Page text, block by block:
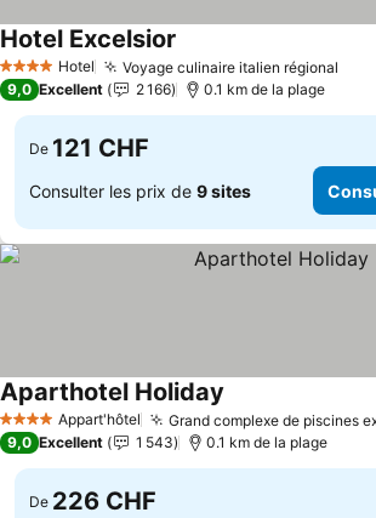
4 Étoiles Hotel Voyage culinaire italien régional
Hotel Excelsior
9,0 Excellent 2 166 0.1 km de la plage
De 121 CHF
Consulter les prix de 9 sites
4 Étoiles Appart'hôtel Grand complexe de piscines
Aparthotel Holiday
9,0 Excellent 1 543 0.1 km de la plage
De 226 CHF